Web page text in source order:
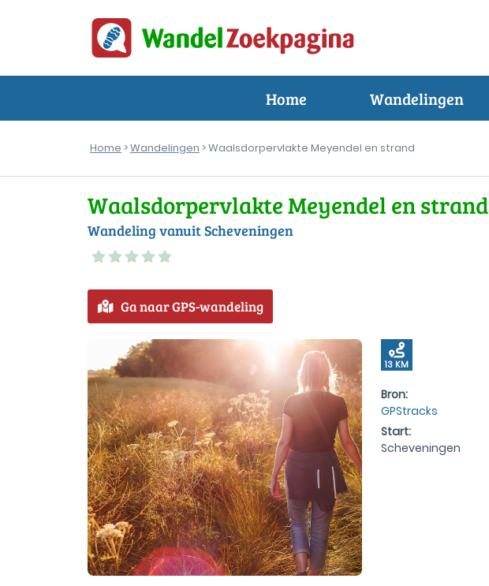
Home Wandelingen
Home >Wandelingen > Waalsdorpervlakte Meyendel en strand
Waalsdorpervlakte Meyendel en strand
Wandeling vanuit Scheveningen
Ga naar GPS-wandeling
13 KM
Bron:
GPStracks
Start:
Scheveningen